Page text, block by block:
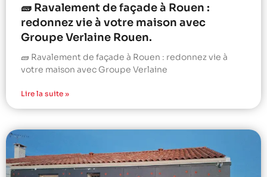
🧱 Ravalement de façade à Rouen :
redonnez vie à votre maison avec
Groupe Verlaine Rouen.
🧱 Ravalement de façade à Rouen : redonnez vie à
votre maison avec Groupe Verlaine
Lire la suite »